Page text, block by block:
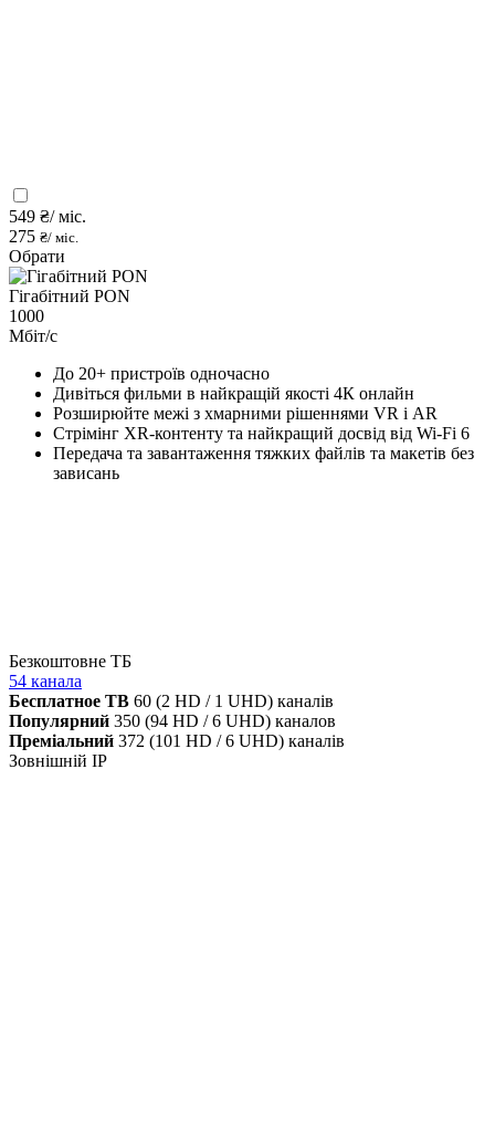
549 ₴/ міс.
275 ₴/ міс.
Обрати
Гігабітний PON
1000
Мбіт/с
До 20+ пристроїв одночасно
Дивіться фильми в найкращій якості 4К онлайн
Розширюйте межі з хмарними рішеннями VR і AR
Стрімінг XR-контенту та найкращий досвід від Wi-Fi 6
Передача та завантаження тяжких файлів та макетів без
зависань
Безкоштовне ТБ
54 канала
Бесплатное ТВ 60 (2 HD / 1 UHD) каналів
Популярний 350 (94 HD / 6 UHD) каналов
Преміальний 372 (101 HD / 6 UHD) каналів
Зовнішній IP